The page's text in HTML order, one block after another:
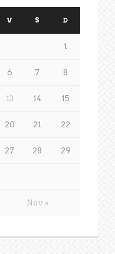
V S D
Nov »
1
6 7 8
13 14 15
20 21 22
27 28 29